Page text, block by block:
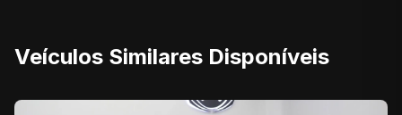
Veículos Similares Disponíveis